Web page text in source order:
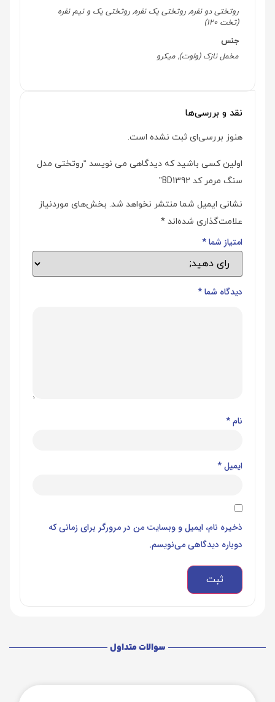
روتختی دو نفره, روتختی یک نفره, روتختی یک و نیم نفره
(تخت 120)
جنس
مخمل نازک (ولوت), میکرو
نقد و بررسی‌ها
هنوز بررسی‌ای ثبت نشده است.
اولین کسی باشید که دیدگاهی می نویسد “روتختی مدل
سنگ مرمر کد BD1392”
نشانی ایمیل شما منتشر نخواهد شد. بخش‌های موردنیاز
علامت‌گذاری شده‌اند *
امتیاز شما*
دیدگاه شما*
نام*
ایمیل*
ذخیره نام، ایمیل و وبسایت من در مرورگر برای زمانی که
دوباره دیدگاهی می‌نویسم.
سوالات متداول